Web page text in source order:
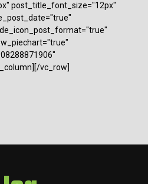
post_title_font_size="12px"
vc_row]